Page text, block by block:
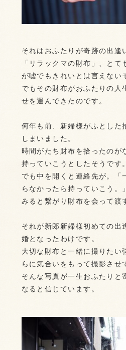
それはおふたりが奇跡の出逢
「リラックマの財布」、と
が嘘でもきれいとは言えない
でもその財布がおふたりの人
せを運んできたのです。
何年も前、新婦様がふとした
しまいました。
時間がたち財布を拾ったのが
持っていこうとしたそうです。
でも中を開くと連絡先が。「
らなかったら持っていこう。
みると繋がり財布を会って渡
それが新郎新婦様初めての出
婚となったわけです。
大切な財布と一緒に撮りたい
らに気合いをもって撮影させ
そんな写真が一生おふたりと
なると信じています。